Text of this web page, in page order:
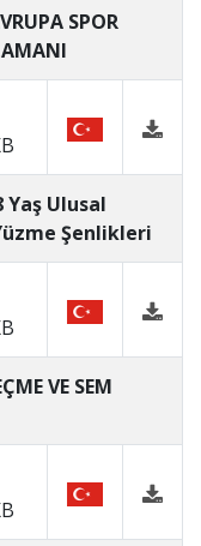
SPOR
Ulusal
Şenlikleri
VE SEM